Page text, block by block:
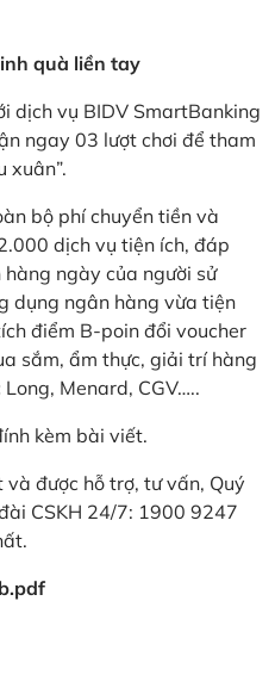
quà liền tay
dịch vụ BIDV SmartBanking
ngay 03 lượt chơi để tham
xuân”.
bộ phí chuyển tiền và
dịch vụ tiện ích, đáp
ngày của người sử
dụng ngân hàng vừa tiện
điểm B-poin đổi voucher
sắm, ẩm thực, giải trí hàng
Menard, CGV…..
kèm bài viết.
được hỗ trợ, tư vấn, Quý
CSKH 24/7: 1900 9247